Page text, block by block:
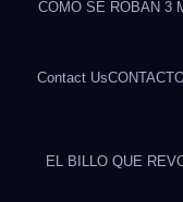
CÓMO SE ROBAN 3
Contact Us
EL BILLO QUE